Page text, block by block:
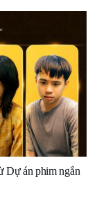
Dự án phim ngắn